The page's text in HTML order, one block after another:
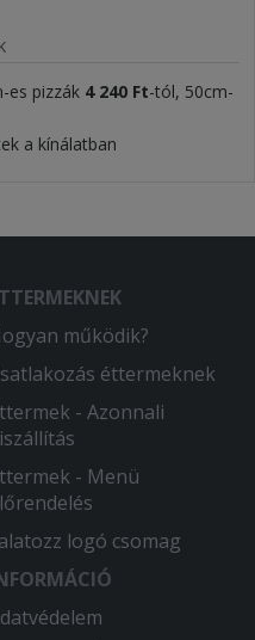
es pizzák 4 240 Ft-tól, 50cm-
a kínálatban
működik?
éttermeknek
- Azonnali
- Menü
logó csomag